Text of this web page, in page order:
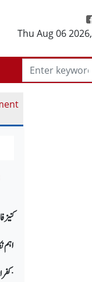
Thu Aug 06 2026,
کنیز
اہم
·